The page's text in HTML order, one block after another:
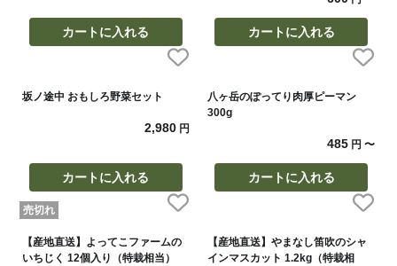
カートに入れる カートに入れる
坂ノ途中 おもしろ野菜セット
2,980円
カートに入れる
八ヶ岳のぽってり肉厚ピーマン
300g
485 円〜
カートに入れる
売切れ
【産地直送】よってこファームの
いちじく 12個入り（特栽相当）
【産地直送】やまなし笛吹のシャ
インマスカット 1.2kg（特栽相